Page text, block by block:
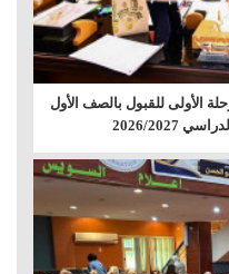
الأولى للقبول بالصف الأول
2026/2027